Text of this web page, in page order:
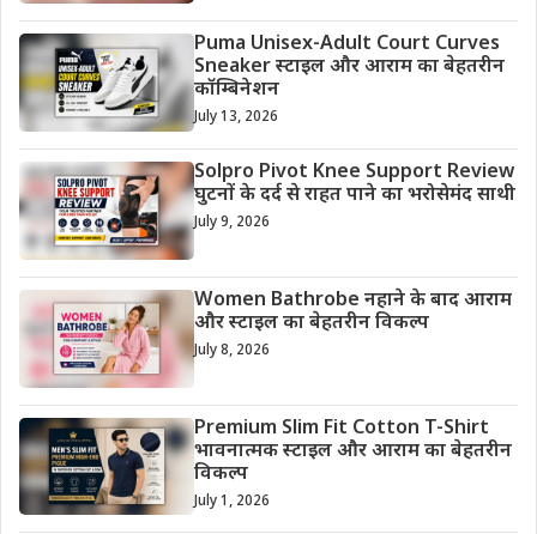
Puma Unisex-Adult Court Curves
Sneaker स्टाइल और आराम का बेहतरीन
कॉम्बिनेशन
July 13, 2026
Solpro Pivot Knee Support Review
घुटनों के दर्द से राहत पाने का भरोसेमंद साथी
July 9, 2026
Women Bathrobe नहाने के बाद आराम
और स्टाइल का बेहतरीन विकल्प
July 8, 2026
Premium Slim Fit Cotton T-Shirt
भावनात्मक स्टाइल और आराम का बेहतरीन
विकल्प
July 1, 2026